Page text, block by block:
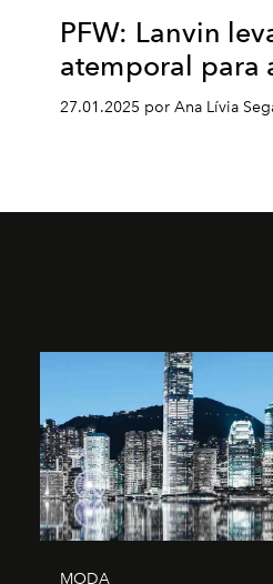
PFW: Lanvin
atemporal para
27.01.2025 por Ana Lívia
MODA